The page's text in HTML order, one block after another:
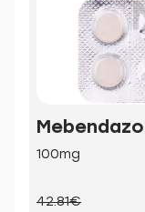
100mg
42.81€